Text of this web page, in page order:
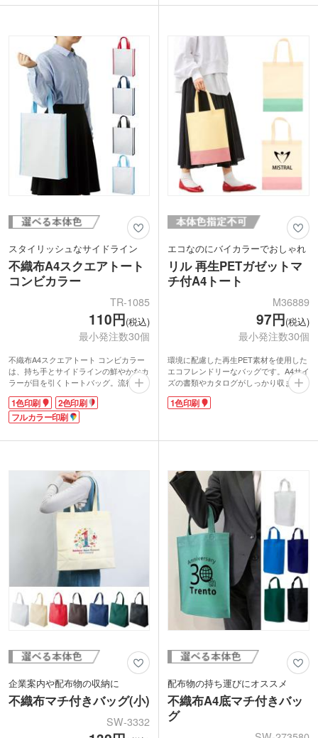
明会で配布するカタログ類を持ち運ぶの
気軽な外出やレッスンバッグにおすすめ
スタイリッシュなサイドライン
不織布A4スクエアトート
コンビカラー
TR-1085
110円(税込)
最小発注数30個
不織布A4スクエアトート コンビカラー
は、持ち手とサイドラインの鮮やかなカ
ラーが目を引くトートバッグ。流行のバ
イカラー仕様でスタイリッシュさを演出
できます。A4サイズが入る使いやすい
大きさなので、展示会やオープンキャン
にピッタリです。薄めのマチ幅で、中に
どのカラーでも印刷面は白地なので、印
刷色を選ばず名入れがよく映えます。企
業や団体のロゴに近いカラーを選んで印
刷すれば、オリジナル感がアップして宣
1色印刷
2色印刷
フルカラー印刷
エコなのにバイカラーでおしゃれ
リル 再生PETガゼットマ
チ付A4トート
M36889
97円(税込)
最小発注数30個
環境に配慮した再生PET素材を使用した
エコフレンドリーなバッグです。A4サイ
ズの書類やカタログがしっかり収まる実
用的なサイズ感で展示会での配布におす
すめ！底マチ有りで見た目以上に収納力
られるので販促効果大なのも嬉しいポイ
発イベントやキャンペーンなど幅広いシ
ーンで人気のアイテムです。
1色印刷
企業案内や配布物の収納に
不織布マチ付きバッグ(小)
SW-3332
配布物の持ち運びにオススメ
不織布A4底マチ付きバッ
グ